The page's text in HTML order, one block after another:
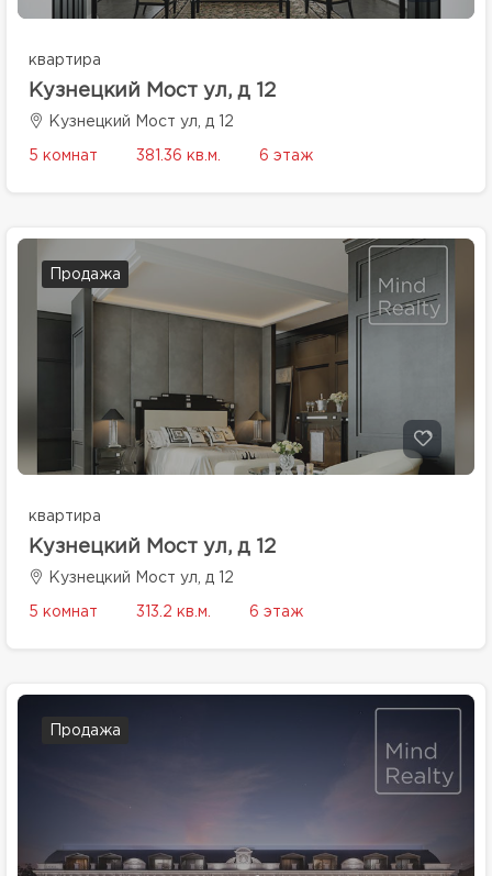
квартира
Кузнецкий Мост ул, д 12
Кузнецкий Мост ул, д 12
5 комнат 381.36 кв.м. 6 этаж
Продажа
квартира
Кузнецкий Мост ул, д 12
Кузнецкий Мост ул, д 12
5 комнат 313.2 кв.м. 6 этаж
Продажа